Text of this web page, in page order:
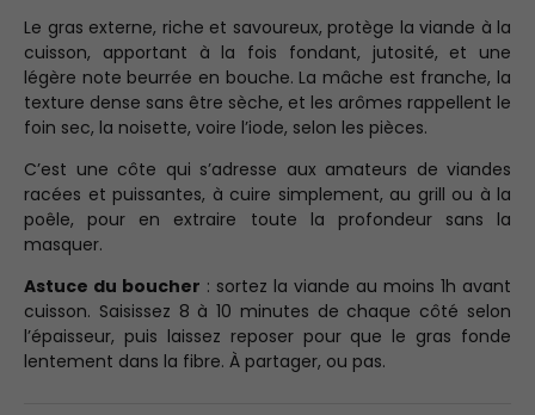
Le gras externe, riche et savoureux, protège la viande à la
cuisson, apportant à la fois fondant, jutosité, et une
légère note beurrée en bouche. La mâche est franche, la
texture dense sans être sèche, et les arômes rappellent le
foin sec, la noisette, voire l’iode, selon les pièces.
C’est une côte qui s’adresse aux amateurs de viandes
racées et puissantes, à cuire simplement, au grill ou à la
poêle, pour en extraire toute la profondeur sans la
masquer.
Astuce du boucher : sortez la viande au moins 1h avant
cuisson. Saisissez 8 à 10 minutes de chaque côté selon
l’épaisseur, puis laissez reposer pour que le gras fonde
lentement dans la fibre. À partager, ou pas.